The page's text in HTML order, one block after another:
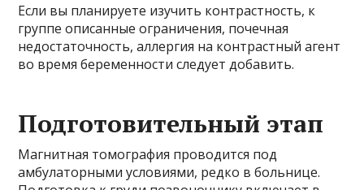
Если вы планируете изучить контрастность, к
группе описанные ограничения, почечная
недостаточность, аллергия на контрастный агент
во время беременности следует добавить.
Подготовительный этап
Магнитная томография проводится под
амбулаторными условиями, редко в больнице.